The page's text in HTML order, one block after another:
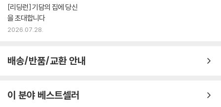
한의사 이익이 독충들을 항아리에 가두어 만드는 독약 ‘고’로 환자들을 속
이며 스스로 파멸해가는 이야기다. 이익은 고를 만들기 위해 안드로이드
‘도윤’을 데려온다. 처음엔 이익이 도윤을 부리는 것 같지만 시간이 갈수록
소설이 건네는 서늘한 역설이다. 그리고 인간성을 잃어버린 인간 곁에는
정말 사람 같았다. 순수할 만큼 악하고, 우열에 민감하며, 약한 지점만 기막
히게 포착하는 사람.” 그런 도윤 곁에서 작가는 묻는다. 인간과 기술의 경
[리딩런] 기담의 집에 당신
을 초대합니다
2026.07.28.
배송/반품/교환 안내
이 분야 베스트셀러